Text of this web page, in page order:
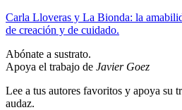
Carla Lloveras y La Bionda: la
de creación y de cuidado.
Abónate a sustrato.
Apoya el trabajo de Javier Goez
Lee a tus autores favoritos y apoya su
audaz.